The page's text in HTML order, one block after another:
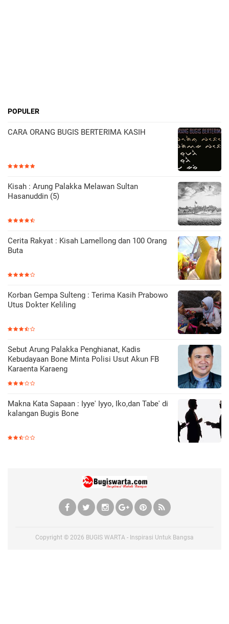
POPULER
CARA ORANG BUGIS BERTERIMA KASIH
Kisah : Arung Palakka Melawan Sultan
Hasanuddin (5)
Cerita Rakyat : Kisah Lamellong dan 100 Orang
Buta
Korban Gempa Sulteng : Terima Kasih Prabowo
Utus Dokter Keliling
Sebut Arung Palakka Penghianat, Kadis
Kebudayaan Bone Minta Polisi Usut Akun FB
Karaenta Karaeng
Makna Kata Sapaan : Iyye' Iyyo, Iko,dan Tabe' di
kalangan Bugis Bone
Copyright © 2026 BUGIS WARTA - Inspirasi Untuk Bangsa